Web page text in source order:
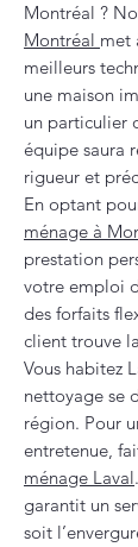
Montréal ?
Montréal met
meilleurs
une maison
un particulier
équipe saura
rigueur et
En optant
ménage à
prestation
votre emploi
des forfaits
client trouve
Vous habitez
nettoyage se
région. Pour
entretenue,
ménage Laval
garantit un
soit